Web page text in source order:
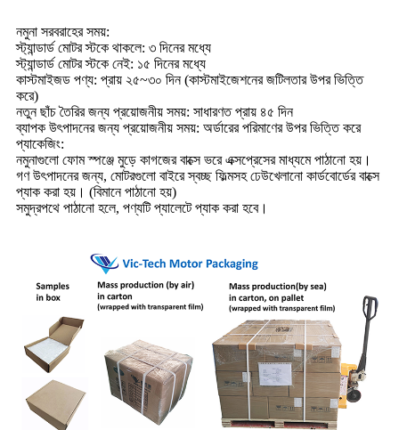
নমুনা সরবরাহের সময়:
স্ট্যান্ডার্ড মোটর স্টকে থাকলে: ৩ দিনের মধ্যে
স্ট্যান্ডার্ড মোটর স্টকে নেই: ১৫ দিনের মধ্যে
কাস্টমাইজড পণ্য: প্রায় ২৫~৩০ দিন (কাস্টমাইজেশনের জটিলতার উপর ভিত্তি
করে)
নতুন ছাঁচ তৈরির জন্য প্রয়োজনীয় সময়: সাধারণত প্রায় ৪৫ দিন
ব্যাপক উৎপাদনের জন্য প্রয়োজনীয় সময়: অর্ডারের পরিমাণের উপর ভিত্তি করে
প্যাকেজিং:
নমুনাগুলো ফোম স্পঞ্জে মুড়ে কাগজের বাক্সে ভরে এক্সপ্রেসের মাধ্যমে পাঠানো হয়।
গণ উৎপাদনের জন্য, মোটরগুলো বাইরে স্বচ্ছ ফিল্মসহ ঢেউখেলানো কার্ডবোর্ডের বাক্সে
প্যাক করা হয়। (বিমানে পাঠানো হয়)
সমুদ্রপথে পাঠানো হলে, পণ্যটি প্যালেটে প্যাক করা হবে।